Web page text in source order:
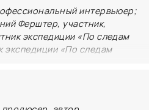
интервьюер;
Ферштер, участник,
экспедиции «По следам
экспедиции «По следам
в контексте книги